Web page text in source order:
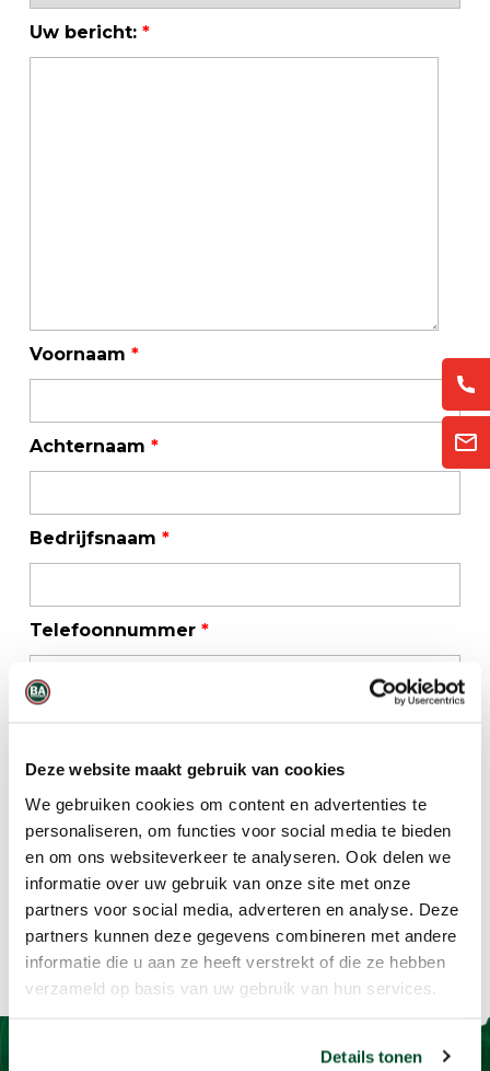
Deze website maakt gebruik van cookies
We gebruiken cookies om content en advertenties te
personaliseren, om functies voor social media te bieden
en om ons websiteverkeer te analyseren. Ook delen we
informatie over uw gebruik van onze site met onze
partners voor social media, adverteren en analyse. Deze
partners kunnen deze gegevens combineren met andere
informatie die u aan ze heeft verstrekt of die ze hebben
verzameld op basis van uw gebruik van hun services.
Details tonen
Uw bericht: *
Voornaam *
Achternaam *
Bedrijfsnaam *
Telefoonnummer *